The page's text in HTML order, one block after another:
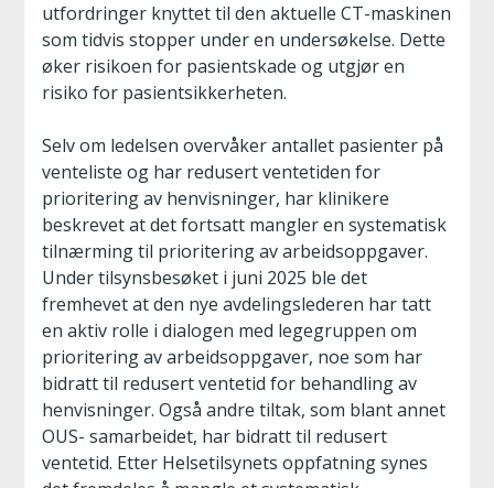
utfordringer knyttet til den aktuelle CT-maskinen
som tidvis stopper under en undersøkelse. Dette
øker risikoen for pasientskade og utgjør en
risiko for pasientsikkerheten.
Selv om ledelsen overvåker antallet pasienter på
venteliste og har redusert ventetiden for
prioritering av henvisninger, har klinikere
beskrevet at det fortsatt mangler en systematisk
tilnærming til prioritering av arbeidsoppgaver.
Under tilsynsbesøket i juni 2025 ble det
fremhevet at den nye avdelingslederen har tatt
en aktiv rolle i dialogen med legegruppen om
prioritering av arbeidsoppgaver, noe som har
bidratt til redusert ventetid for behandling av
henvisninger. Også andre tiltak, som blant annet
OUS- samarbeidet, har bidratt til redusert
ventetid. Etter Helsetilsynets oppfatning synes